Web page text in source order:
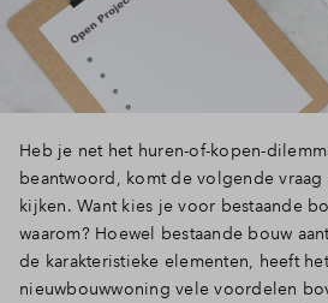
Heb je net het huren-of-kopen-
beantwoord, komt de volgende
kijken. Want kies je voor bestaande
waarom? Hoewel bestaande bouw
de karakteristieke elementen, heeft
nieuwbouwwoning vele voordelen